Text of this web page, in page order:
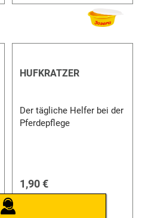
JOSERA
BERATUNG
HUFKRATZER
Der tägliche Helfer bei der
Pferdepflege
1,90 €